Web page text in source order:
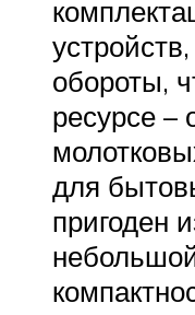
обороты,
ресурсе –
для
пригоден